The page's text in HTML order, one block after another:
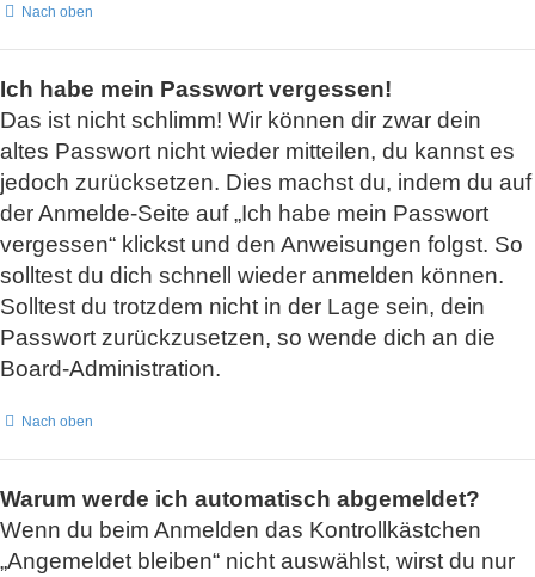
Nach oben
Ich habe mein Passwort vergessen!
Das ist nicht schlimm! Wir können dir zwar dein
altes Passwort nicht wieder mitteilen, du kannst es
jedoch zurücksetzen. Dies machst du, indem du auf
der Anmelde-Seite auf „Ich habe mein Passwort
vergessen“ klickst und den Anweisungen folgst. So
solltest du dich schnell wieder anmelden können.
Solltest du trotzdem nicht in der Lage sein, dein
Passwort zurückzusetzen, so wende dich an die
Board-Administration.
Nach oben
Warum werde ich automatisch abgemeldet?
Wenn du beim Anmelden das Kontrollkästchen
„Angemeldet bleiben“ nicht auswählst, wirst du nur